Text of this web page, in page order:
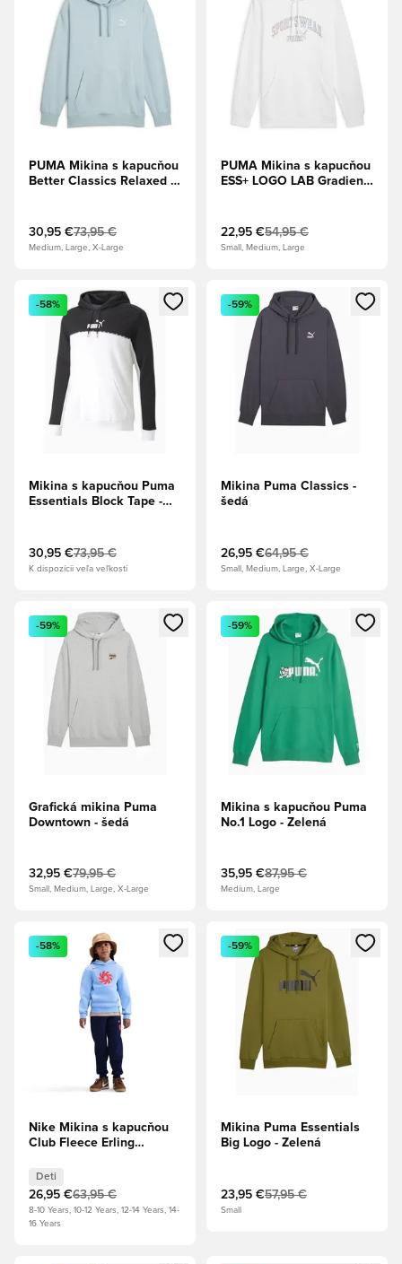
PUMA Mikina s kapucňou
Better Classics Relaxed -
30,95 €73,95 €
Medium, Large, X-Large
PUMA Mikina s kapucňou
ESS+ LOGO LAB Gradient
22,95 €54,95 €
Small, Medium, Large
Otvorí modál na prihlásenie alebo registráciu ako člen
-58%
Mikina s kapucňou Puma
Essentials Block Tape -
30,95 €73,95 €
K dispozícii veľa veľkostí
Otvorí modál na prihlásenie
-59%
Mikina Puma Classics -
šedá
26,95 €64,95 €
Small, Medium, Large, X-Large
Otvorí modál na prihlásenie alebo registráciu ako člen
-59%
Grafická mikina Puma
Downtown - šedá
32,95 €79,95 €
Small, Medium, Large, X-Large
Otvorí modál na prihlásenie
-59%
Mikina s kapucňou Puma
No.1 Logo - Zelená
35,95 €87,95 €
Medium, Large
Otvorí modál na prihlásenie alebo registráciu ako člen
-58%
Nike Mikina s kapucňou
Club Fleece Erling
odtieň/Jasná karmínová
Deti
Deti
26,95 €63,95 €
8-10 Years, 10-12 Years, 12-14 Years, 14-
16 Years
Otvorí modál na prihlásenie
-59%
Mikina Puma Essentials
Big Logo - Zelená
23,95 €57,95 €
Small